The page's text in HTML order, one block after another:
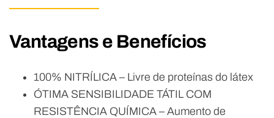
Vantagens e Benefícios
100% NITRÍLICA – Livre de proteínas do látex
ÓTIMA SENSIBILIDADE TÁTIL COM
RESISTÊNCIA QUÍMICA – Aumento de